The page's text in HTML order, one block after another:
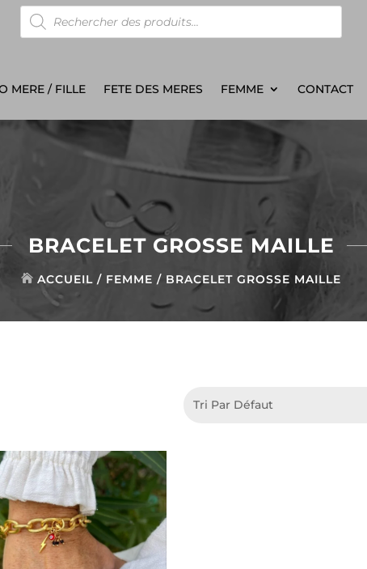
Recherche
de
produits
MERE / FILLE FETE DES MERES FEMME CONTACT
BRACELET GROSSE MAILLE
ACCUEIL / FEMME / BRACELET GROSSE MAILLE